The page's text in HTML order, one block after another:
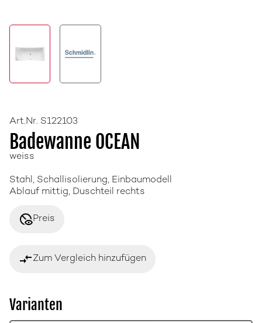
Art.Nr. S122103
Badewanne OCEAN
weiss
Stahl, Schallisolierung, Einbaumodell
Ablauf mittig, Duschteil rechts
disabled_visiblePreis
compare_arrowsZum Vergleich hinzufügen
Varianten